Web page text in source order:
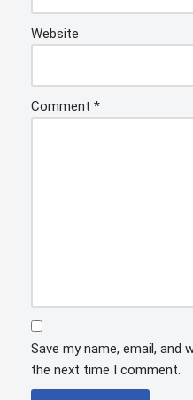
Website
Comment *
Save my name, email,
the next time I comment.